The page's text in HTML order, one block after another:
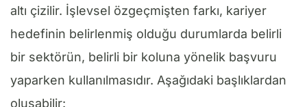
altı çizilir. İşlevsel özgeçmişten farkı, kariyer
hedefinin belirlenmiş olduğu durumlarda belirli
bir sektörün, belirli bir koluna yönelik başvuru
yaparken kullanılmasıdır. Aşağıdaki başlıklardan
oluşabilir: